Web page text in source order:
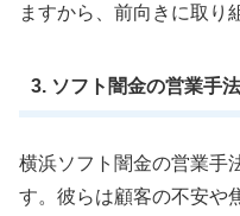
ますから、前向きに取り
3. ソフト闇金の営業手
横浜ソフト闇金の営業手
す。彼らは顧客の不安や